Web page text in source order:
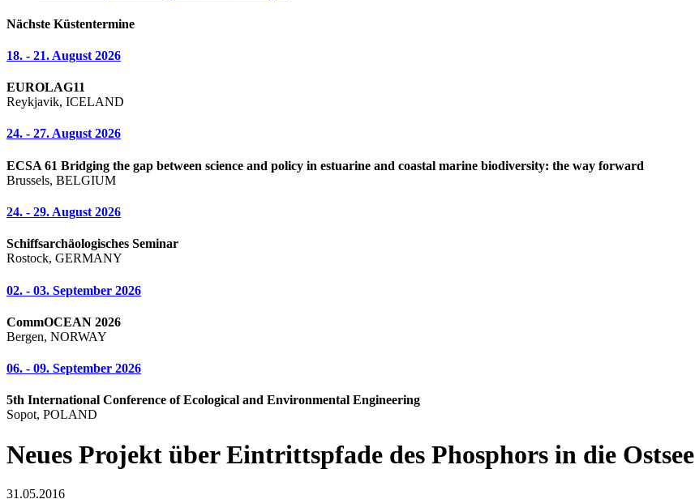
Nächste Küstentermine
18. - 21. August 2026
EUROLAG11
Reykjavik, ICELAND
24. - 27. August 2026
ECSA 61 Bridging the gap between science and policy in estuarine and coastal marine biodiversity: the way forward
Brussels, BELGIUM
24. - 29. August 2026
Schiffsarchäologisches Seminar
Rostock, GERMANY
02. - 03. September 2026
CommOCEAN 2026
Bergen, NORWAY
06. - 09. September 2026
5th International Conference of Ecological and Environmental Engineering
Sopot, POLAND
Neues Projekt über Eintrittspfade des Phosphors in die Ostsee
31.05.2016